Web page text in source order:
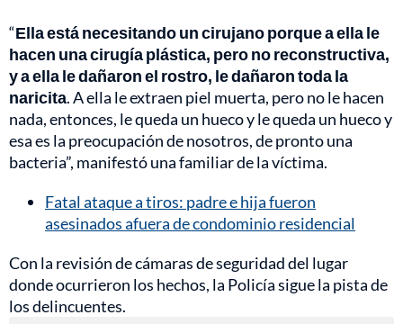
“Ella está necesitando un cirujano porque a ella le
hacen una cirugía plástica, pero no reconstructiva,
y a ella le dañaron el rostro, le dañaron toda la
naricita. A ella le extraen piel muerta, pero no le hacen
nada, entonces, le queda un hueco y le queda un hueco y
esa es la preocupación de nosotros, de pronto una
bacteria”, manifestó una familiar de la víctima.
Fatal ataque a tiros: padre e hija fueron
asesinados afuera de condominio residencial
Con la revisión de cámaras de seguridad del lugar
donde ocurrieron los hechos, la Policía sigue la pista de
los delincuentes.